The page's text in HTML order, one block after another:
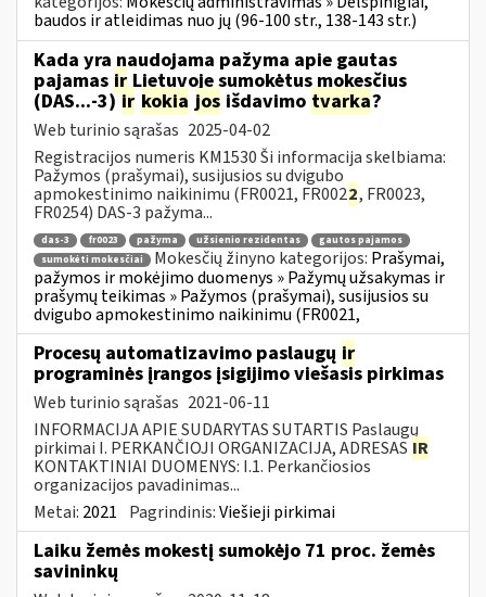
baudos ir atleidimas nuo jų (96-100 str., 138-143 str.)
Kada yra naudojama pažyma apie gautas
pajamas ir Lietuvoje sumokėtus mokesčius
(DAS...-3)ir kokia jos išdavimo tvarka?
Web turinio sąrašas 2025-04-02
Registracijos numeris KM1530 Ši informacija skelbiama:
Pažymos (prašymai), susijusios su dvigubo
apmokestinimo naikinimu (FR0021, FR0022, FR0023,
FR0254) DAS-3 pažyma...
das-3 fr0023 pažyma užsienio rezidentas
gautos pajamos
sumokėti mokesčiai
Mokesčių žinyno kategorijos: Prašymai,
pažymos ir mokėjimo duomenys » Pažymų užsakymas ir
prašymų teikimas » Pažymos (prašymai), susijusios su
dvigubo apmokestinimo naikinimu (FR0021,
Procesų automatizavimo paslaugų ir
programinės įrangos įsigijimo viešasis pirkimas
Web turinio sąrašas 2021-06-11
INFORMACIJA APIE SUDARYTAS SUTARTIS Paslaugų
pirkimai I. PERKANČIOJI ORGANIZACIJA, ADRESAS IR
KONTAKTINIAI DUOMENYS: I.1. Perkančiosios
organizacijos pavadinimas...
Metai: 2021 Pagrindinis:Viešieji pirkimai
Laiku žemės mokestį sumokėjo 71 proc. žemės
savininkų